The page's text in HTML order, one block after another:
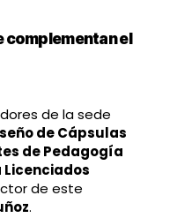
complementan el
de la sede
de Cápsulas
de Pedagogía
Licenciados
de este
.